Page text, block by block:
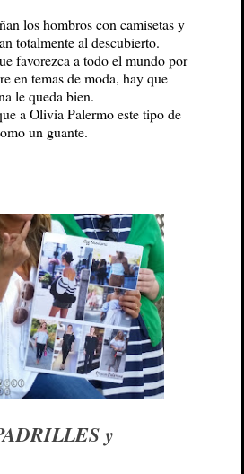
los hombros con camisetas y
totalmente al descubierto.
favorezca a todo el mundo por
en temas de moda, hay que
le queda bien.
a Olivia Palermo este tipo de
un guante.
y